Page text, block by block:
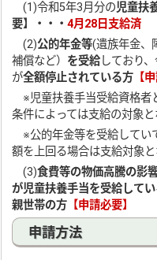
(1)令和5年3月分の児童扶
要】・・・4月28日支給済
(2)公的年金等(遺族年金、
補償など） を受給しており
が全額停止されている方 【
※児童扶養手当受給資格者
条件によっては支給の対象と
※公的年金等を受給してい
額を上回る場合は支給対象と
(3)食費等の物価高騰の影
が児童扶養手当を受給して
親世帯の方 【申請必要】
申請方法